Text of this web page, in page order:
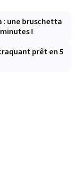
: une bruschetta
!
prêt en 5